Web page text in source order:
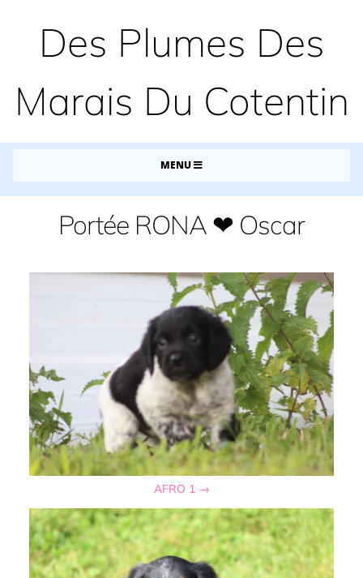
Des Plumes Des
Marais Du Cotentin
MENU
Portée RONA ❤ Oscar
AFRO 1 →